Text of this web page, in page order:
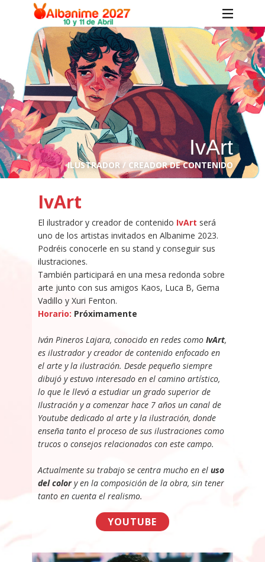
IvArt
ILUSTRADOR / CREADOR DE CONTENIDO
IvArt
El ilustrador y creador de contenido IvArt será
uno de los artistas invitados en Albanime 2023.
Podréis conocerle en su stand y conseguir sus
ilustraciones.
También participará en una mesa redonda sobre
arte junto con sus amigos Kaos, Luca B, Gema
Vadillo y Xuri Fenton.
Horario: Próximamente
Iván Pineros Lajara, conocido en redes como IvArt,
es ilustrador y creador de contenido enfocado en
el arte y la ilustración. Desde pequeño siempre
dibujó y estuvo interesado en el camino artístico,
lo que le llevó a estudiar un grado superior de
Ilustración y a comenzar hace 7 años un canal de
Youtube dedicado al arte y la ilustración, donde
enseña tanto el proceso de sus ilustraciones como
trucos o consejos relacionados con este campo.
Actualmente su trabajo se centra mucho en el uso
del colory en la composición de la obra, sin tener
tanto en cuenta el realismo.
YOUTUBE